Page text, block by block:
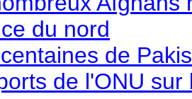
du nord
de
de l'ONU